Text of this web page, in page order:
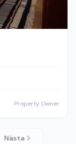
Property Owner
Nästa